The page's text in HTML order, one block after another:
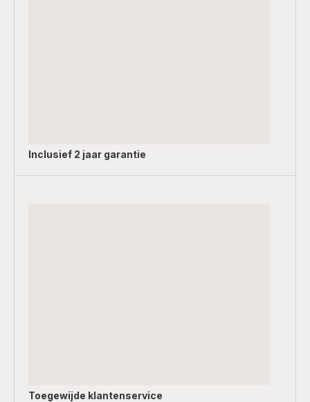
Inclusief 2 jaar garantie
Toegewijde klantenservice